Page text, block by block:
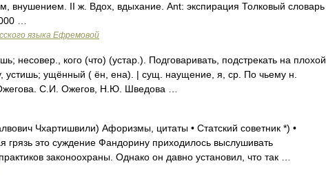
внушением. II ж. Вдох, вдыхание. Ant: экспирация Толковый словарь
…
языка Ефремовой
кого (что) (устар.). Подговаривать, подстрекать на плохой
устишь; ущённый ( ён, ена). | сущ. наущение, я, ср. По чьему н.
С.И. Ожегов, Н.Ю. Шведова …
Чхартишвили) Афоризмы, цитаты • Статский советник *) •
грязь это суждение Фандорину приходилось выслушивать
законоохраны. Однако он давно установил, что так …